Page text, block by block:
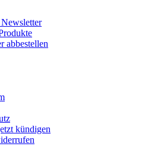
abbestellen
kündigen